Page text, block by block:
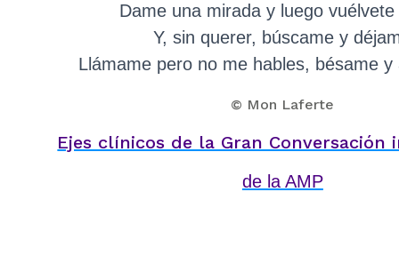
Dame una mirada y luego vuélvete
Y, sin querer, búscame y
Llámame pero no me hables, bésame y
© Mon Laferte
Ejes clínicos de la Gran Conversación
de la AMP